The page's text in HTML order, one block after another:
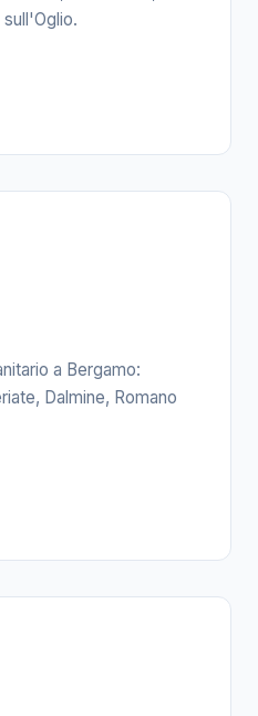
a Bergamo:
Dalmine, Romano